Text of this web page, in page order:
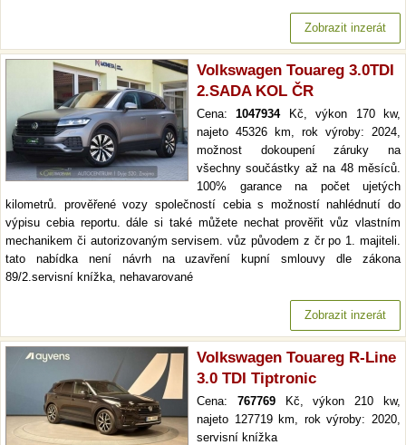
Zobrazit inzerát
Volkswagen Touareg 3.0TDI
2.SADA KOL ČR
Cena:1047934Kč, výkon 170 kw,
najeto 45326 km, rok výroby: 2024,
možnost dokoupení záruky na
všechny součástky až na 48 měsíců.
100% garance na počet ujetých
kilometrů. prověřené vozy společností cebia s možností nahlédnutí do
výpisu cebia reportu. dále si také můžete nechat prověřit vůz vlastním
mechanikem či autorizovaným servisem. vůz původem z čr po 1. majiteli.
tato nabídka není návrh na uzavření kupní smlouvy dle zákona
89/2.servisní knížka, nehavarované
Zobrazit inzerát
Volkswagen Touareg R-Line
3.0 TDI Tiptronic
Cena: 767769Kč, výkon 210 kw,
najeto 127719 km, rok výroby: 2020,
servisní knížka